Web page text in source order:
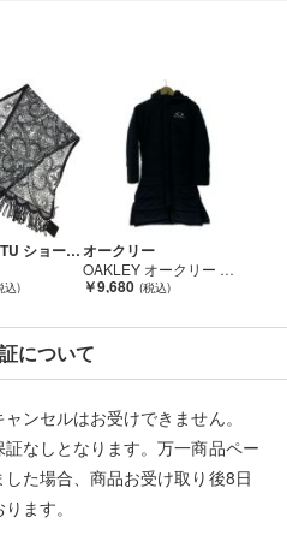
下さい。
させていただいた商品であり、
ただいた全てのお客様に評価を
ご購入をお控えください。
）を装った偽装サイトにご注意
りますが、
んのでご注意ください。
無月 MUGETU ショール パープル Aランクオークリー
OAKLEY オークリー ベンチコート 150cm 程度B FOA401611 FOA401611 ブラック Cランク
￥9,680
について
ンセルはお受けできません。
なしとなります。万一商品ペー
た場合、商品お受け取り後8日
ます。